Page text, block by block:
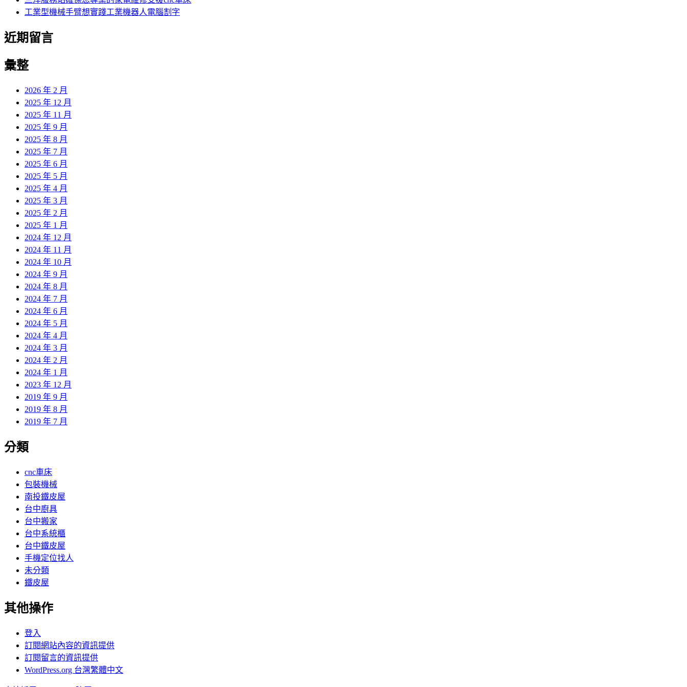
工業型機械手臂想實踐工業機器人電腦割字
近期留言
彙整
2026 年 2 月
2025 年 12 月
2025 年 11 月
2025 年 9 月
2025 年 8 月
2025 年 7 月
2025 年 6 月
2025 年 5 月
2025 年 4 月
2025 年 3 月
2025 年 2 月
2025 年 1 月
2024 年 12 月
2024 年 11 月
2024 年 10 月
2024 年 9 月
2024 年 8 月
2024 年 7 月
2024 年 6 月
2024 年 5 月
2024 年 4 月
2024 年 3 月
2024 年 2 月
2024 年 1 月
2023 年 12 月
2019 年 9 月
2019 年 8 月
2019 年 7 月
分類
cnc車床
包裝機械
南投鐵皮屋
台中廚具
台中搬家
台中系統櫃
台中鐵皮屋
手機定位找人
未分類
鐵皮屋
其他操作
登入
訂閱網站內容的資訊提供
訂閱留言的資訊提供
WordPress.org 台灣繁體中文